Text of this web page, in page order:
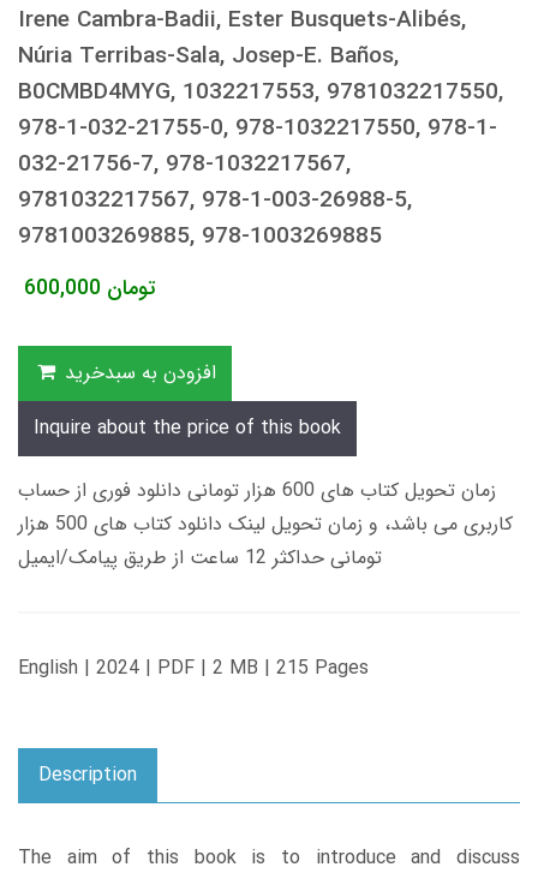
Irene Cambra-Badii, Ester Busquets-Alibés,
Núria Terribas-Sala, Josep-E. Baños,
B0CMBD4MYG, 1032217553, 9781032217550,
978-1-032-21755-0, 978-1032217550, 978-1-
032-21756-7, 978-1032217567,
9781032217567, 978-1-003-26988-5,
9781003269885, 978-1003269885
600,000 تومان
افزودن به سبدخرید
Inquire about the price of this book
زمان تحویل کتاب های 600 هزار تومانی دانلود فوری از حساب
کاربری می باشد، و زمان تحویل لینک دانلود کتاب های 500 هزار
تومانی حداکثر 12 ساعت از طریق پیامک/ایمیل
English | 2024 | PDF | 2 MB | 215 Pages
Description
The aim of this book is to introduce and discuss